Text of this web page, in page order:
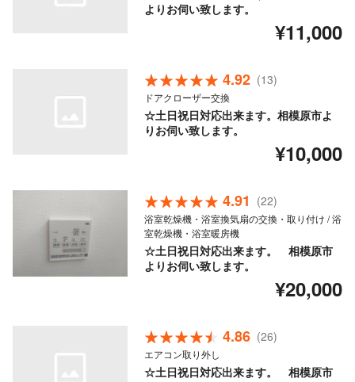
よりお伺い致します。
¥11,000
4.92 (13)
ドアクローザー交換
☆土日祝日対応出来ます。相模原市よ
りお伺い致します。
¥10,000
4.91 (22)
浴室乾燥機・浴室換気扇の交換・取り付け / 浴
室乾燥機・浴室暖房機
☆土日祝日対応出来ます。 相模原市
よりお伺い致します。
¥20,000
4.86 (26)
エアコン取り外し
☆土日祝日対応出来ます。 相模原市